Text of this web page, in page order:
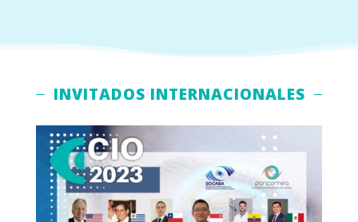
INVITADOS INTERNACIONALES